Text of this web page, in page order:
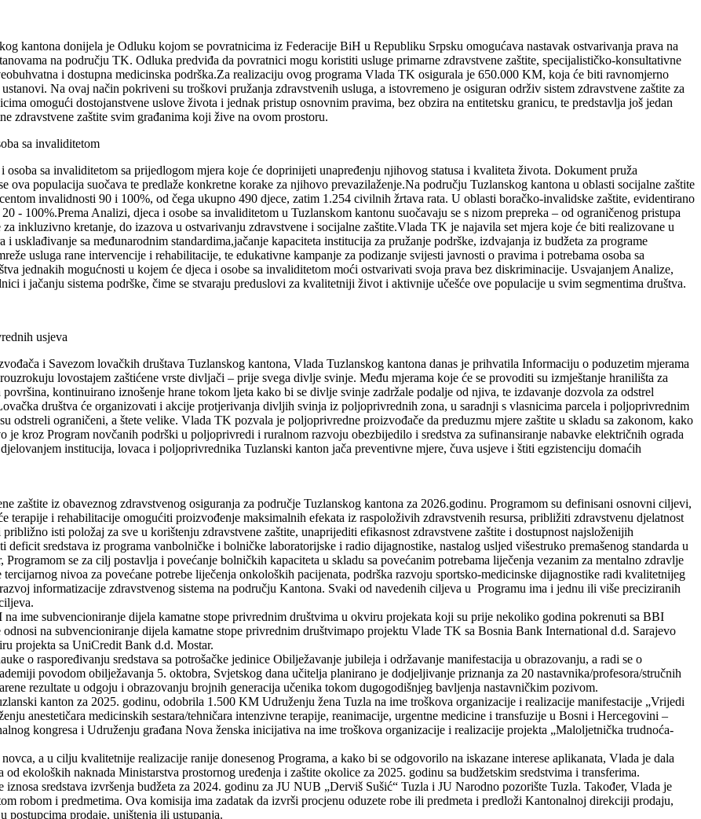
kantona donijela je Odluku kojom se povratnicima iz Federacije BiH u Republiku Srpsku omogućava nastavak ostvarivanja prava na
na području TK. Odluka predviđa da povratnici mogu koristiti usluge primarne zdravstvene zaštite, specijalističko-konsultativne
i dostupna medicinska podrška.Za realizaciju ovog programa Vlada TK osigurala je 650.000 KM, koja će biti ravnomjerno
Na ovaj način pokriveni su troškovi pružanja zdravstvenih usluga, a istovremeno je osiguran održiv sistem zdravstvene zaštite za
omogući dostojanstvene uslove života i jednak pristup osnovnim pravima, bez obzira na entitetsku granicu, te predstavlja još jedan
zdravstvene zaštite svim građanima koji žive na ovom prostoru.
sa invaliditetom
sa invaliditetom sa prijedlogom mjera koje će doprinijeti unapređenju njihovog statusa i kvaliteta života. Dokument pruža
ova populacija suočava te predlaže konkretne korake za njihovo prevazilaženje.Na području Tuzlanskog kantona u oblasti socijalne zaštite
invalidnosti 90 i 100%, od čega ukupno 490 djece, zatim 1.254 civilnih žrtava rata. U oblasti boračko-invalidske zaštite, evidentirano
- 100%.Prema Analizi, djeca i osobe sa invaliditetom u Tuzlanskom kantonu suočavaju se s nizom prepreka – od ograničenog pristupa
inkluzivno kretanje, do izazova u ostvarivanju zdravstvene i socijalne zaštite.Vlada TK je najavila set mjera koje će biti realizovane u
sa međunarodnim standardima,jačanje kapaciteta institucija za pružanje podrške, izdvajanja iz budžeta za programe
usluga rane intervencije i rehabilitacije, te edukativne kampanje za podizanje svijesti javnosti o pravima i potrebama osoba sa
jednakih mogućnosti u kojem će djeca i osobe sa invaliditetom moći ostvarivati svoja prava bez diskriminacije. Usvajanjem Analize,
i jačanju sistema podrške, čime se stvaraju preduslovi za kvalitetniji život i aktivnije učešće ove populacije u svim segmentima društva.
usjeva
i Savezom lovačkih društava Tuzlanskog kantona, Vlada Tuzlanskog kantona danas je prihvatila Informaciju o poduzetim mjerama
lovostajem zaštićene vrste divljači – prije svega divlje svinje. Među mjerama koje će se provoditi su izmještanje hranilišta za
kontinuirano iznošenje hrane tokom ljeta kako bi se divlje svinje zadržale podalje od njiva, te izdavanje dozvola za odstrel
društva će organizovati i akcije protjerivanja divljih svinja iz poljoprivrednih zona, u saradnji s vlasnicima parcela i poljoprivrednim
odstreli ograničeni, a štete velike. Vlada TK pozvala je poljoprivredne proizvođače da preduzmu mjere zaštite u skladu sa zakonom, kako
je kroz Program novčanih podrški u poljoprivredi i ruralnom razvoju obezbijedilo i sredstva za sufinansiranje nabavke električnih ograda
institucija, lovaca i poljoprivrednika Tuzlanski kanton jača preventivne mjere, čuva usjeve i štiti egzistenciju domaćih
zaštite iz obaveznog zdravstvenog osiguranja za područje Tuzlanskog kantona za 2026.godinu. Programom su definisani osnovni ciljevi,
terapije i rehabilitacije omogućiti proizvođenje maksimalnih efekata iz raspoloživih zdravstvenih resursa, približiti zdravstvenu djelatnost
isti položaj za sve u korištenju zdravstvene zaštite, unaprijediti efikasnost zdravstvene zaštite i dostupnost najsloženijih
sredstava iz programa vanbolničke i bolničke laboratorijske i radio dijagnostike, nastalog usljed višestruko premašenog standarda u
se za cilj postavlja i povećanje bolničkih kapaciteta u skladu sa povećanim potrebama liječenja vezanim za mentalno zdravlje
tercijarnog nivoa za povećane potrebe liječenja onkoloških pacijenata, podrška razvoju sportsko-medicinske dijagnostike radi kvalitetnijeg
informatizacije zdravstvenog sistema na području Kantona. Svaki od navedenih ciljeva u Programu ima i jednu ili više preciziranih
ime subvencioniranje dijela kamatne stope privrednim društvima u okviru projekata koji su prije nekoliko godina pokrenuti sa BBI
na subvencioniranje dijela kamatne stope privrednim društvimapo projektu Vlade TK sa Bosnia Bank International d.d. Sarajevo
projekta sa UniCredit Bank d.d. Mostar.
o raspoređivanju sredstava sa potrošačke jedinice Obilježavanje jubileja i održavanje manifestacija u obrazovanju, a radi se o
povodom obilježavanja 5. oktobra, Svjetskog dana učitelja planirano je dodjeljivanje priznanja za 20 nastavnika/profesora/stručnih
rezultate u odgoju i obrazovanju brojnih generacija učenika tokom dugogodišnjeg bavljenja nastavničkim pozivom.
kanton za 2025. godinu, odobrila 1.500 KM Udruženju žena Tuzla na ime troškova organizacije i realizacije manifestacije „Vrijedi
anestetičara medicinskih sestara/tehničara intenzivne terapije, reanimacije, urgentne medicine i transfuzije u Bosni i Hercegovini –
kongresa i Udruženju građana Nova ženska inicijativa na ime troškova organizacije i realizacije projekta „Maloljetnička trudnoća-
a u cilju kvalitetnije realizacije ranije donesenog Programa, a kako bi se odgovorilo na iskazane interese aplikanata, Vlada je dala
od ekoloških naknada Ministarstva prostornog uređenja i zaštite okolice za 2025. godinu sa budžetskim sredstvima i transferima.
sredstava izvršenja budžeta za 2024. godinu za JU NUB „Derviš Sušić“ Tuzla i JU Narodno pozorište Tuzla. Također, Vlada je
robom i predmetima. Ova komisija ima zadatak da izvrši procjenu oduzete robe ili predmeta i predloži Kantonalnoj direkciji prodaju,
postupcima prodaje, uništenja ili ustupanja.